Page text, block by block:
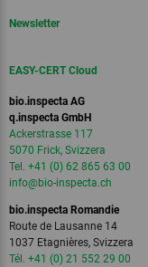
Newsletter
EASY-CERT Cloud
bio.inspecta AG
q.inspecta GmbH
Ackerstrasse 117
5070 Frick, Svizzera
Tel. +41 (0) 62 865 63 00
info@bio-inspecta.ch
bio.inspecta Romandie
Route de Lausanne 14
1037 Etagnières, Svizzera
Tél. +41 (0) 21 552 29 00